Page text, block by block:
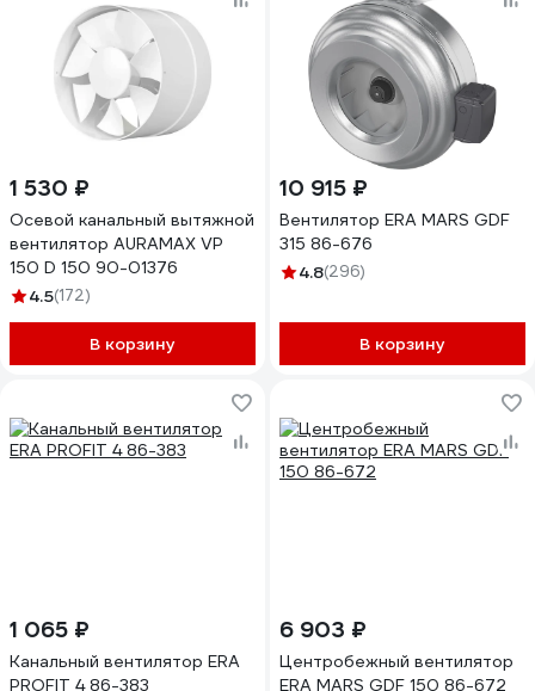
1 530 ₽
Осевой канальный вытяжной
вентилятор AURAMAX VP
150 D 150 90-01376
4.5(172)
В корзину
10 915 ₽
Вентилятор ERA MARS GDF
315 86-676
4.8(296)
В корзину
1 065 ₽
Канальный вентилятор ERA
PROFIT 4 86-383
6 903 ₽
Центробежный вентилятор
ERA MARS GDF 150 86-672